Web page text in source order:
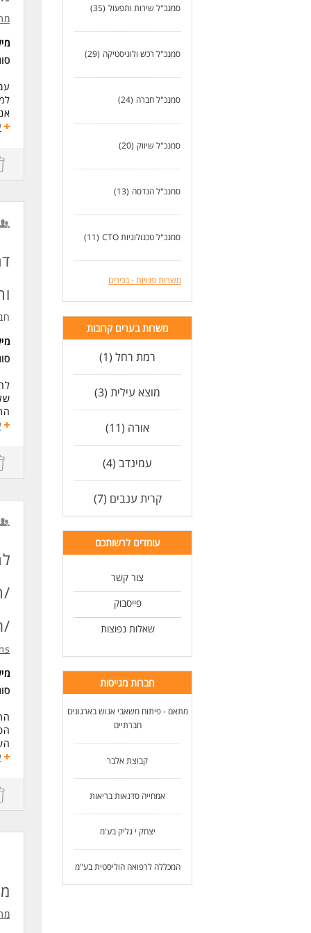
סמנכ"ל שירות ותפעול (35)
סמנכ"ל רכש ולוגיסטיקה (29)
סמנכ"ל חברה (24)
סמנכ"ל שיווק (20)
סמנכ"ל הנדסה (13)
סמנכ"ל טכנולוגיות CTO (11)
משרות פנויות - בכירים
משרות בערים קרובות
רמת רחל (1)
מוצא עילית (3)
אורה (11)
עמינדב (4)
קרית ענבים (7)
עומדים לרשותכם
צור קשר
פייסבוק
שאלות נפוצות
חברות מגייסות
מתאם - פיתוח משאבי אנוש בארגונים
חברתיים
קבוצת אלבר
אמחייה סדנאות בריאות
יצחק י גליק בע'מ
המכללה לרפואה הוליסטית בע"מ
*
*
*
*
-
/
/
3. שליטה מלאה באופיס (EXCEL, POWERPOINT, WORD)- חובה.